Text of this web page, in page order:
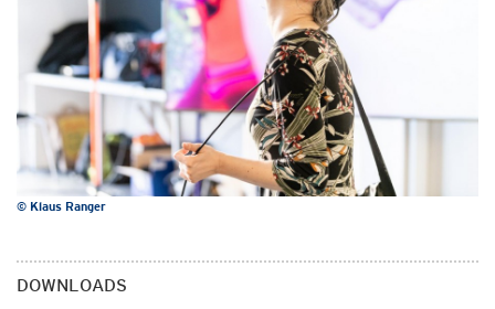
© Klaus Ranger
DOWNLOADS